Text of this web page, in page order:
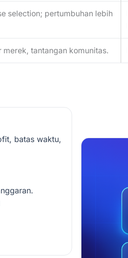
selection; pertumbuhan lebih
tantangan komunitas.
batas waktu,